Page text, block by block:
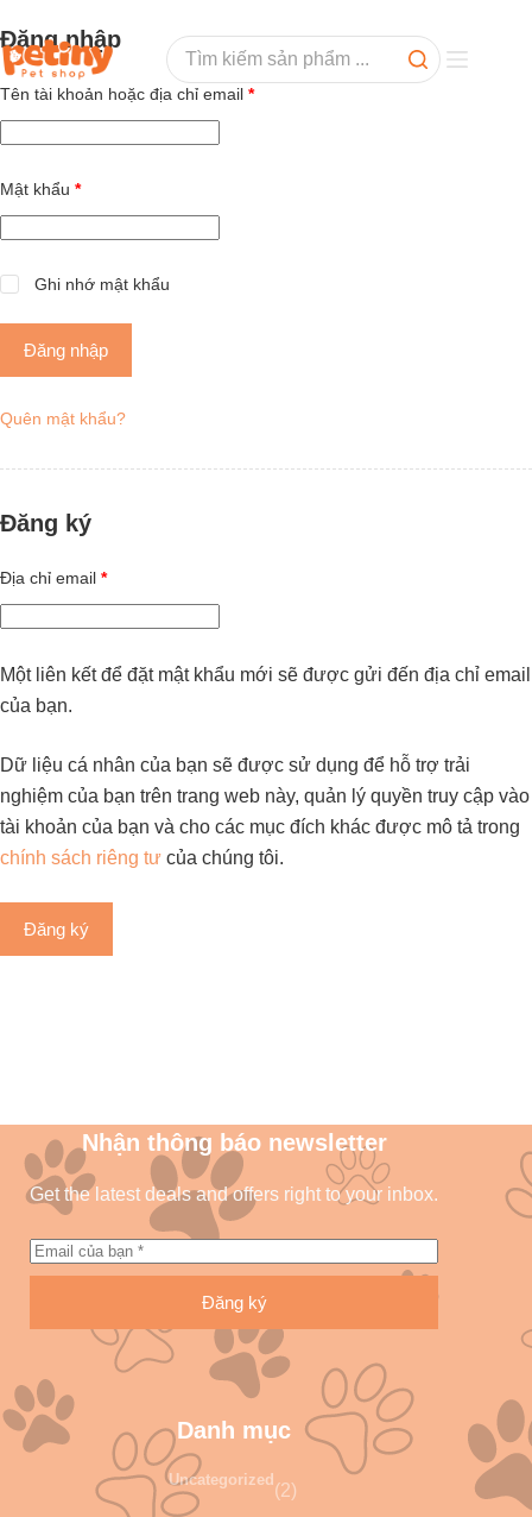
Đăng nhập
Tên tài khoản hoặc địa chỉ email *
Mật khẩu *
Ghi nhớ mật khẩu
Đăng nhập
Quên mật khẩu?
Đăng ký
Địa chỉ email *
Một liên kết để đặt mật khẩu mới sẽ được gửi đến địa chỉ email
của bạn.
Dữ liệu cá nhân của bạn sẽ được sử dụng để hỗ trợ trải
nghiệm của bạn trên trang web này, quản lý quyền truy cập vào
tài khoản của bạn và cho các mục đích khác được mô tả trong
chính sách riêng tư của chúng tôi.
Đăng ký
Nhận thông báo newsletter
Get the latest deals and offers right to your inbox.
Đăng ký
Danh mục
Uncategorized
(2)